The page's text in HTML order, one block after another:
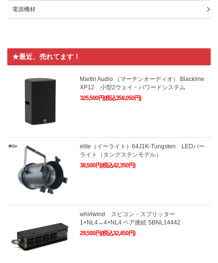
電源機材
★最近、売れてます！
Martin Audio （マーチンオーディオ） Blackline
XP12 小型2ウェイ・パワードシステム
325,500円(税込358,050円)
elite（イーライト）64J1K-Tungsten LEDパー
ライト（タングステンモデル）
38,500円(税込42,350円)
whirlwind スピコン・スプリッター
1×NL4→4×NL4 ペア接続 SBNL14442
29,500円(税込32,450円)